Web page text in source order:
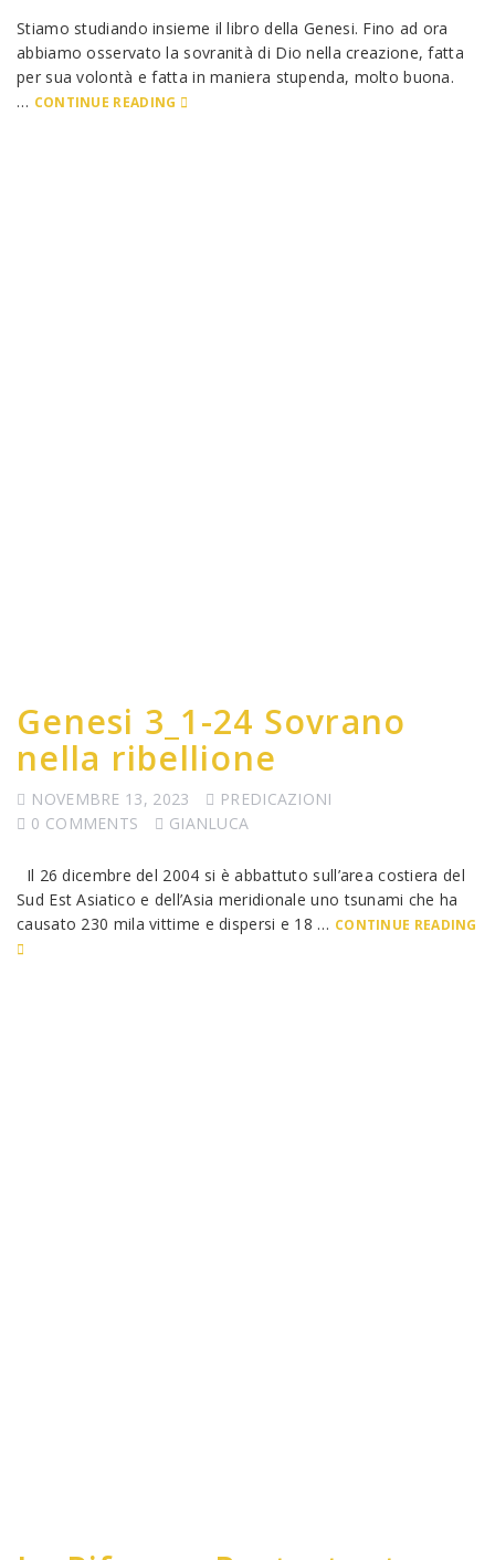
Stiamo studiando insieme il libro della Genesi. Fino ad ora
abbiamo osservato la sovranità di Dio nella creazione, fatta
per sua volontà e fatta in maniera stupenda, molto buona.
… CONTINUE READING
Genesi 3_1-24 Sovrano
nella ribellione
NOVEMBRE 13, 2023
PREDICAZIONI
0 COMMENTS
GIANLUCA
Il 26 dicembre del 2004 si è abbattuto sull’area costiera del
Sud Est Asiatico e dell’Asia meridionale uno tsunami che ha
causato 230 mila vittime e dispersi e 18 … CONTINUE READING